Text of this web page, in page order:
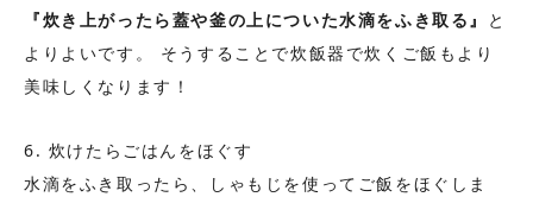
『炊き上がったら蓋や釜の上についた水滴をふき取る』
と
よりよいです。 そうすることで炊飯器で炊くご飯もより
美味しくなります！
6. 炊けたらごはんをほぐす
水滴をふき取ったら、しゃもじを使ってご飯をほぐしま